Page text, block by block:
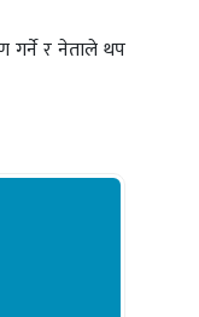
गर्ने र नेताले थप